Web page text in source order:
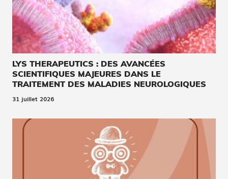
LYS THERAPEUTICS : DES AVANCÉES
SCIENTIFIQUES MAJEURES DANS LE
TRAITEMENT DES MALADIES NEUROLOGIQUES
31 juillet 2026